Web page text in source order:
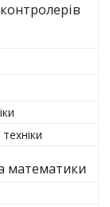
математики